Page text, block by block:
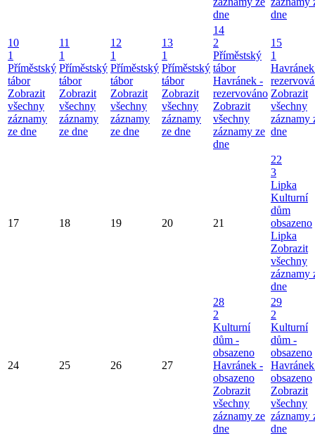
dne
dne
10
1
Příměstský
tábor
Zobrazit
všechny
záznamy
ze dne
11
1
Příměstský
tábor
Zobrazit
všechny
záznamy
ze dne
12
1
Příměstský
tábor
Zobrazit
všechny
záznamy
ze dne
13
1
Příměstský
tábor
Zobrazit
všechny
záznamy
ze dne
14
2
Příměstský
tábor
Havránek -
rezervováno
Zobrazit
všechny
záznamy ze
dne
15
1
Zobrazit
všechny
záznamy
dne
17 18 19 20 21
22
3
Lipka
Kulturní
dům
obsazeno
Lipka
Zobrazit
všechny
záznamy
dne
24 25 26 27
28
2
Kulturní
dům -
obsazeno
Havránek -
obsazeno
Zobrazit
všechny
záznamy ze
dne
29
2
Kulturní
dům -
obsazeno
obsazeno
Zobrazit
všechny
záznamy
dne